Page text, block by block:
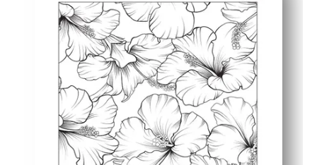
Puedes usarlo para descansos cerebrales rápidos,
Obtiene líneas limpias en una sola página: se adapta